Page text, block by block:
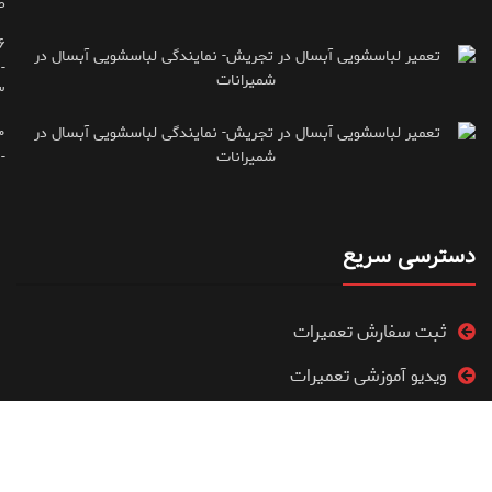
-
-
دسترسی سریع
ثبت سفارش تعمیرات
ویدیو آموزشی تعمیرات